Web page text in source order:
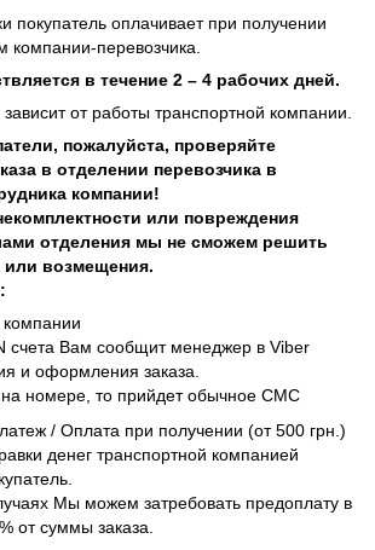
покупатель оплачивает при получении
компании-перевозчика.
в течение 2 – 4 рабочих дней.
зависит от работы транспортной компании.
пожалуйста, проверяйте
в отделении перевозчика в
компании!
или повреждения
отделения мы не сможем решить
или возмещения.
компании
счета Вам сообщит менеджер в Viber
и оформления заказа.
на номере, то прийдет обычное СМС
/ Оплата при получении (от 500 грн.)
денег транспортной компанией
Мы можем затребовать предоплату в
от суммы заказа.